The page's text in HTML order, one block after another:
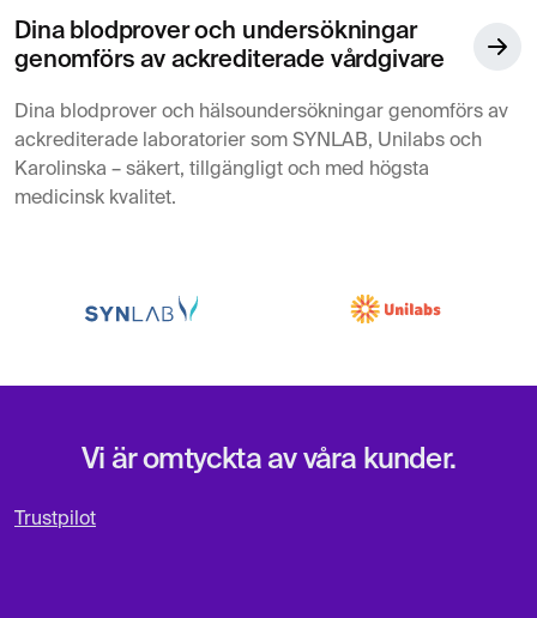
Dina blodprover och undersökningar
genomförs av ackrediterade vårdgivare
Dina blodprover och hälsoundersökningar genomförs av
ackrediterade laboratorier som SYNLAB, Unilabs och
Karolinska – säkert, tillgängligt och med högsta
medicinsk kvalitet.
Vi är omtyckta av våra kunder.
Trustpilot